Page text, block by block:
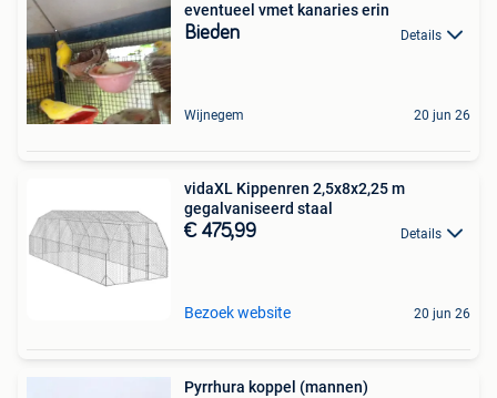
eventueel vmet kanaries erin
Bieden Details
Wijnegem 20 jun 26
vidaXL Kippenren 2,5x8x2,25 m
gegalvaniseerd staal
€ 475,99 Details
Bezoek website 20 jun 26
Pyrrhura koppel (mannen)